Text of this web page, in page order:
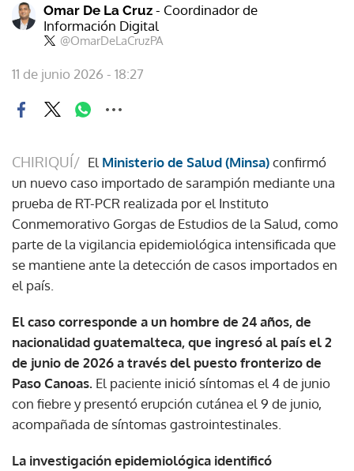
Omar De La Cruz - Coordinador de
Información Digital
@OmarDeLaCruzPA
11 de junio 2026 - 18:27
CHIRIQUÍ/ El Ministerio de Salud (Minsa)confirmó
un nuevo caso importado de sarampión mediante una
prueba de RT-PCR realizada por el Instituto
Conmemorativo Gorgas de Estudios de la Salud, como
parte de la vigilancia epidemiológica intensificada que
se mantiene ante la detección de casos importados en
el país.
El caso corresponde a un hombre de 24 años, de
nacionalidad guatemalteca, que ingresó al país el 2
de junio de 2026 a través del puesto fronterizo de
Paso Canoas. El paciente inició síntomas el 4 de junio
con fiebre y presentó erupción cutánea el 9 de junio,
acompañada de síntomas gastrointestinales.
La investigación epidemiológica identificó